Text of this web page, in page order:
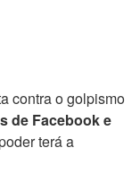
contra o golpismo
de Facebook e
terá a